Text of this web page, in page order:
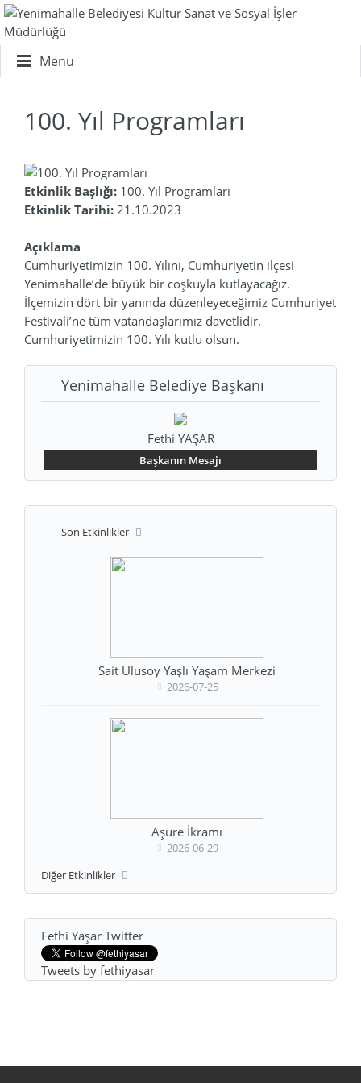
Menu
100. Yıl Programları
Etkinlik Başlığı: 100. Yıl Programları
Etkinlik Tarihi: 21.10.2023
Açıklama
Cumhuriyetimizin 100. Yılını, Cumhuriyetin ilçesi
Yenimahalle’de büyük bir coşkuyla kutlayacağız.
İlçemizin dört bir yanında düzenleyeceğimiz Cumhuriyet
Festivali’ne tüm vatandaşlarımız davetlidir.
Cumhuriyetimizin 100. Yılı kutlu olsun.
Yenimahalle Belediye Başkanı
Fethi YAŞAR
Başkanın Mesajı
Son Etkinlikler
Sait Ulusoy Yaşlı Yaşam Merkezi
2026-07-25
Aşure İkramı
2026-06-29
Diğer Etkinlikler
Fethi Yaşar Twitter
Tweets by fethiyasar